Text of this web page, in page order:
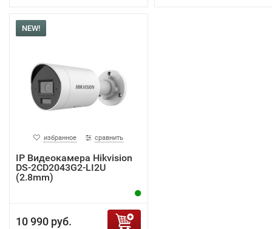
NEW!
избранное сравнить
IP Видеокамера Hikvision
DS-2CD2043G2-LI2U
(2.8mm)
10 990 руб.